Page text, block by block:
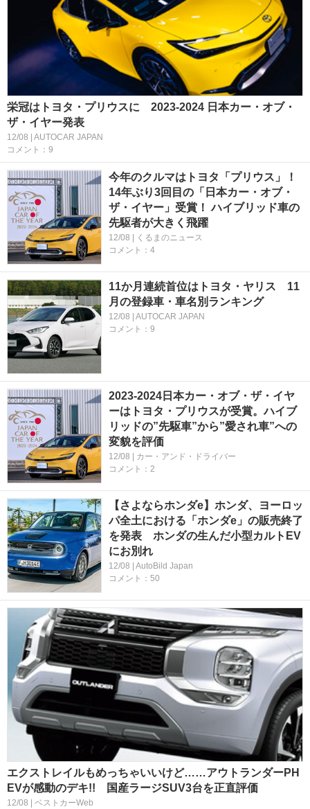
栄冠はトヨタ・プリウスに 2023-2024 日本カー・オブ・
ザ・イヤー発表
12/08 | AUTOCAR JAPAN
コメント：9
今年のクルマはトヨタ「プリウス」！
14年ぶり3回目の「日本カー・オブ・
ザ・イヤー」受賞！ ハイブリッド車の
先駆者が大きく飛躍
12/08 | くるまのニュース
コメント：4
11か月連続首位はトヨタ・ヤリス 11
月の登録車・車名別ランキング
12/08 | AUTOCAR JAPAN
コメント：9
2023-2024日本カー・オブ・ザ・イヤ
ーはトヨタ・プリウスが受賞。ハイブ
リッドの”先駆車”から”愛され車”への
変貌を評価
12/08 | カー・アンド・ドライバー
コメント：2
【さよならホンダe】ホンダ、ヨーロッ
パ全土における「ホンダe」の販売終了
を発表 ホンダの生んだ小型カルトEV
にお別れ
12/08 | AutoBild Japan
コメント：50
エクストレイルもめっちゃいいけど……アウトランダーPH
EVが感動のデキ!! 国産ラージSUV3台を正直評価
12/08 | ベストカーWeb